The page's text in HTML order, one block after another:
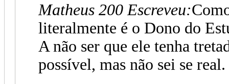
Matheus 200 Escreveu:
literalmente é o Dono do
A não ser que ele tenha
possível, mas não sei se real.